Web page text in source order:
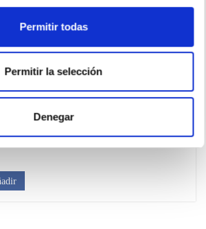
Permitir todas
Permitir la selección
Denegar
MANOS (40ML) FORMULA MEJORADA!